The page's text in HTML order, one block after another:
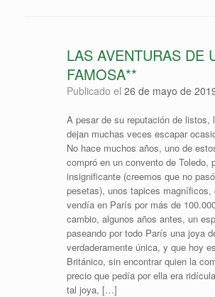
LAS AVENTURAS DE
FAMOSA**
Publicado el 26 de mayo de
A pesar de su reputación de listos,
dejan muchas veces escapar
No hace muchos años, uno de
compró en un convento de Toledo,
insignificante (creemos que no
pesetas), unos tapices magníficos,
vendía en París por más de
cambio, algunos años antes, un
paseando por todo París una joya
verdaderamente única, y que hoy
Británico, sin encontrar quien la
precio que pedía por ella era
tal joya, […]